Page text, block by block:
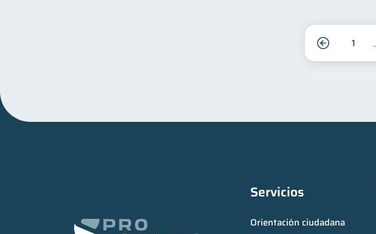
1
Servicios
Orientación ciudadana